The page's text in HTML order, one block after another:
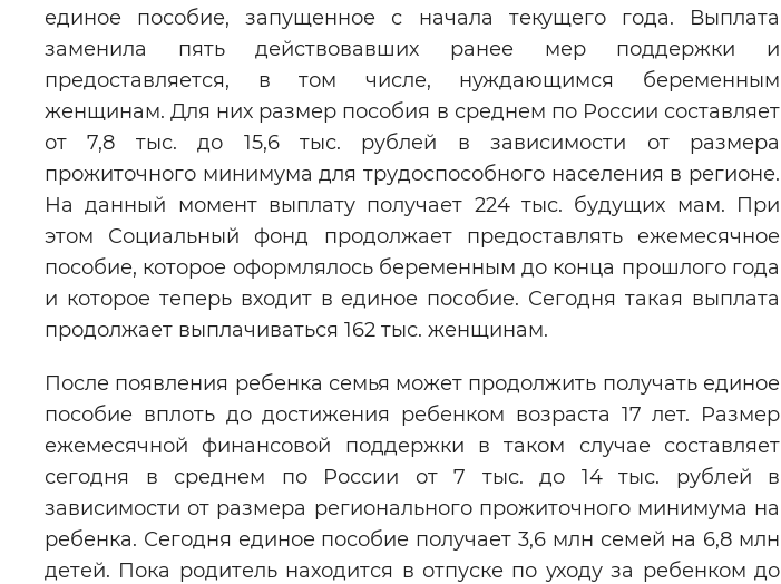
единое пособие, запущенное с начала текущего года. Выплата
заменила пять действовавших ранее мер поддержки и
предоставляется, в том числе, нуждающимся беременным
женщинам. Для них размер пособия в среднем по России составляет
от 7,8 тыс. до 15,6 тыс. рублей в зависимости от размера
прожиточного минимума для трудоспособного населения в регионе.
На данный момент выплату получает 224 тыс. будущих мам. При
этом Социальный фонд продолжает предоставлять ежемесячное
пособие, которое оформлялось беременным до конца прошлого года
и которое теперь входит в единое пособие. Сегодня такая выплата
продолжает выплачиваться 162 тыс. женщинам.
После появления ребенка семья может продолжить получать единое
пособие вплоть до достижения ребенком возраста 17 лет. Размер
ежемесячной финансовой поддержки в таком случае составляет
сегодня в среднем по России от 7 тыс. до 14 тыс. рублей в
зависимости от размера регионального прожиточного минимума на
ребенка. Сегодня единое пособие получает 3,6 млн семей на 6,8 млн
детей. Пока родитель находится в отпуске по уходу за ребенком до